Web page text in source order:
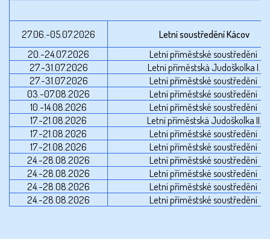
27.06.-05.07.2026
Letní soustředění Kácov
20.-24.07.2026
Letní příměstské soustředění
27.-31.07.2026
Letní příměstská Judoškolka I.
27.-31.07.2026
Letní příměstské soustředění
03.-07.08.2026
Letní příměstské soustředění
10.-14.08.2026
Letní příměstské soustředění
17.-21.08.2026
Letní příměstská Judoškolka II.
17.-21.08.2026
Letní příměstské soustředění
17.-21.08.2026
Letní příměstské soustředění
24.-28.08.2026
Letní příměstské soustředění
24.-28.08.2026
Letní příměstské soustředění
24.-28.08.2026
Letní příměstské soustředění
24.-28.08.2026
Letní příměstské soustředění